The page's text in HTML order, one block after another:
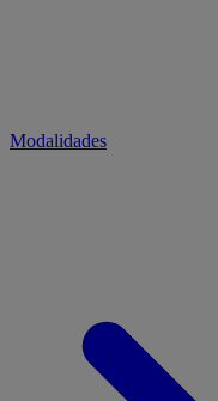
Modalidades